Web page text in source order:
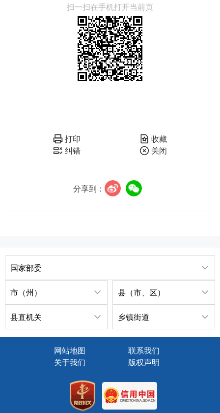
扫一扫在手机打开当前页
打印
收藏
纠错
关闭
分享到：
国家部委
市（州） 县（市、区）
县直机关 乡镇街道
网站地图
联系我们
关于我们
版权声明